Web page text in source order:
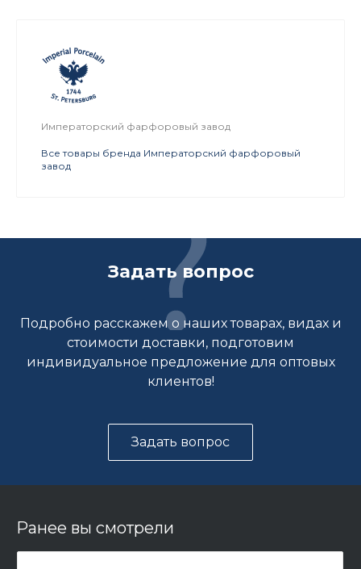
Императорский фарфоровый завод
Все товары бренда Императорский фарфоровый
завод
Задать вопрос
Подробно расскажем о наших товарах, видах и
стоимости доставки, подготовим
индивидуальное предложение для оптовых
клиентов!
Задать вопрос
Ранее вы смотрели